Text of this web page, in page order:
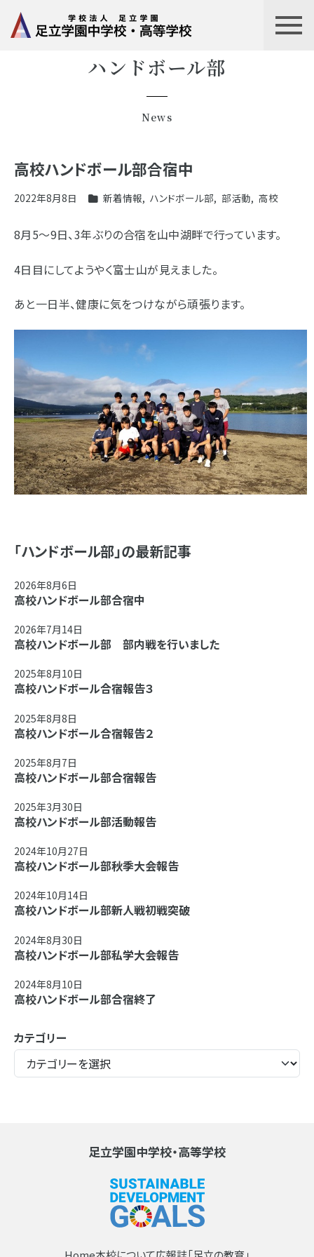
ハンドボール部
News
高校ハンドボール部合宿中
2022年8月8日 新着情報, ハンドボール部, 部活動, 高校
8月5～9日、3年ぶりの合宿を山中湖畔で行っています。
4日目にしてようやく富士山が見えました。
あと一日半、健康に気をつけながら頑張ります。
「ハンドボール部」の最新記事
2026年8月6日
高校ハンドボール部合宿中
2026年7月14日
高校ハンドボール部 部内戦を行いました
2025年8月10日
高校ハンドボール合宿報告３
2025年8月8日
高校ハンドボール合宿報告２
2025年8月7日
高校ハンドボール部合宿報告
2025年3月30日
高校ハンドボール部活動報告
2024年10月27日
高校ハンドボール部秋季大会報告
2024年10月14日
高校ハンドボール部新人戦初戦突破
2024年8月30日
高校ハンドボール部私学大会報告
2024年8月10日
高校ハンドボール部合宿終了
カテゴリー
足立学園中学校・高等学校